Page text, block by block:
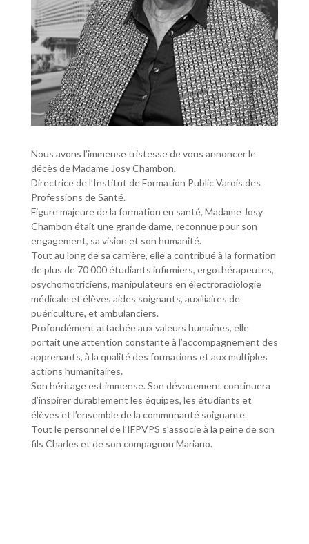
Nous avons l’immense tristesse de vous annoncer le
décès de Madame Josy Chambon,
Directrice de l’Institut de Formation Public Varois des
Professions de Santé.
Figure majeure de la formation en santé, Madame Josy
Chambon était une grande dame, reconnue pour son
engagement, sa vision et son humanité.
Tout au long de sa carrière, elle a contribué à la formation
de plus de 70 000 étudiants infirmiers, ergothérapeutes,
psychomotriciens, manipulateurs en électroradiologie
médicale et élèves aides soignants, auxiliaires de
puériculture, et ambulanciers.
Profondément attachée aux valeurs humaines, elle
portait une attention constante à l’accompagnement des
apprenants, à la qualité des formations et aux multiples
actions humanitaires.
Son héritage est immense. Son dévouement continuera
d’inspirer durablement les équipes, les étudiants et
élèves et l’ensemble de la communauté soignante.
Tout le personnel de l’IFPVPS s’associe à la peine de son
fils Charles et de son compagnon Mariano.